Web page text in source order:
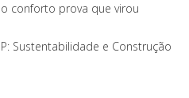
o conforto prova que virou
Sustentabilidade e Construção